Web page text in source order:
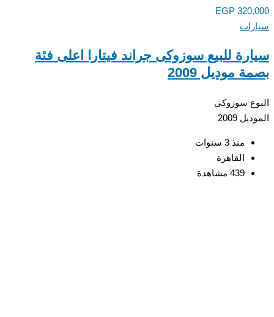
EGP
للبيع سوزوكى جراند فيتارا اعلى فئة
موديل 2009
سوزوكي
2009
منذ 3 سنوات
القاهرة
439 مشاهدة